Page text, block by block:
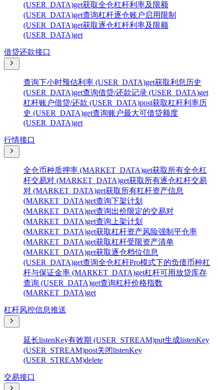
(USER_DATA)get获取全仓杠杆利率及限额
(USER_DATA)get查询杠杆逐仓账户启用限制
(USER_DATA)get获取逐仓杠杆利率及限额
(USER_DATA)get
借贷还款接口
查询下小时预估利率 (USER_DATA)get获取利息历史
(USER_DATA)get查询借贷/还款记录 (USER_DATA)get
杠杆账户借贷/还款 (USER_DATA)post获取杠杆利率历
史 (USER_DATA)get查询账户最大可借贷额度
(USER_DATA)get
行情接口
全仓币种质押率 (MARKET_DATA)get获取所有全仓杠
杆交易对 (MARKET_DATA)get获取所有逐仓杠杆交易
对 (MARKET_DATA)get获取所有杠杆资产信息
(MARKET_DATA)get查询下架计划
(MARKET_DATA)get查询出价限定的交易对
(MARKET_DATA)get查询上架计划
(MARKET_DATA)get获取杠杆资产风险强制平仓率
(MARKET_DATA)get获取杠杆受限资产清单
(MARKET_DATA)get获取逐仓档位信息
(USER_DATA)get查询全仓杠杆Pro模式下的负债币种杠
杆与保证金率 (MARKET_DATA)get杠杆可用放贷库存
查询 (USER_DATA)get查询杠杆价格指数
(MARKET_DATA)get
杠杆风控信息推送
延长listenKey有效期 (USER_STREAM)put生成listenKey
(USER_STREAM)post关闭listenKey
(USER_STREAM)delete
交易接口